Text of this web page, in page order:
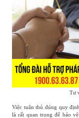
Tư
Việc tuân thủ đúng quy
là rất quan trọng để bảo